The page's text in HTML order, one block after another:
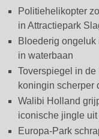
Politiehelikopter
in Attractiepark
Bloederig
in waterbaan
Toverspiegel in
koningin scherper
Walibi Holland
iconische jingle
Europa-Park